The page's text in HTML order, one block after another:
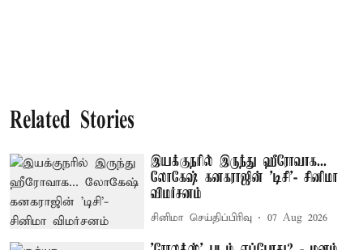
Related Stories
இயக்குநரில் இருந்து ஹீரோவாக...
லோகேஷ் கனகராஜின் 'டிசி'- சினிமா
விமர்சனம்
சினிமா செய்திப்பிரிவு 07 Aug 2026